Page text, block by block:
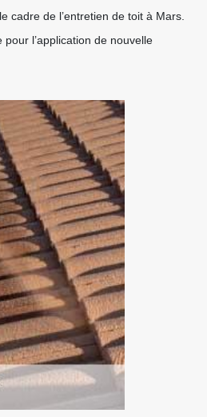
cadre de l’entretien de toit à Mars.
l’application de nouvelle